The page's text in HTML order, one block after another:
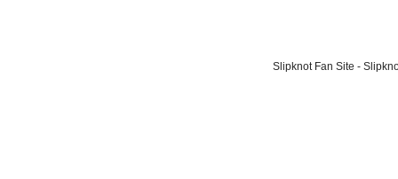
Slipknot Fan Site -